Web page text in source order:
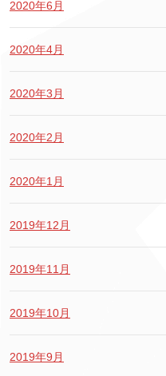
2020年6月
2020年4月
2020年3月
2020年2月
2020年1月
2019年12月
2019年11月
2019年10月
2019年9月